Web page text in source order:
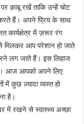
क़ाबू रखें ताकि उन्हें चोट
हैं। अपने प्रिय के साथ
कार्यक्षेत्र में ज़रूर रंग
से मिलकर आप परेशान हो जाते
लग जाते हैं। इस लिहाज
आज आपको अपने लिए
में कुछ ज़्यादा व्यस्त हो
है।
में रखने से स्वास्थ्य अच्छा